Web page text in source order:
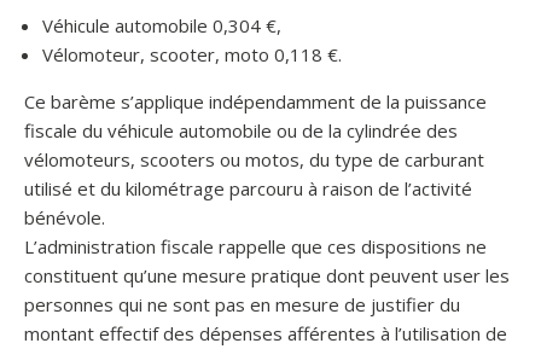
Véhicule automobile 0,304 €,
Vélomoteur, scooter, moto 0,118 €.
Ce barème s’applique indépendamment de la puissance
fiscale du véhicule automobile ou de la cylindrée des
vélomoteurs, scooters ou motos, du type de carburant
utilisé et du kilométrage parcouru à raison de l’activité
bénévole.
L’administration fiscale rappelle que ces dispositions ne
constituent qu’une mesure pratique dont peuvent user les
personnes qui ne sont pas en mesure de justifier du
montant effectif des dépenses afférentes à l’utilisation de